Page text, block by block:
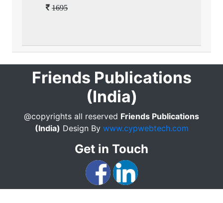
1695
Friends Publications
(India)
@copyrights all reserved Friends Publications
(India) Design By www.cypwebtech.com
Get in Touch